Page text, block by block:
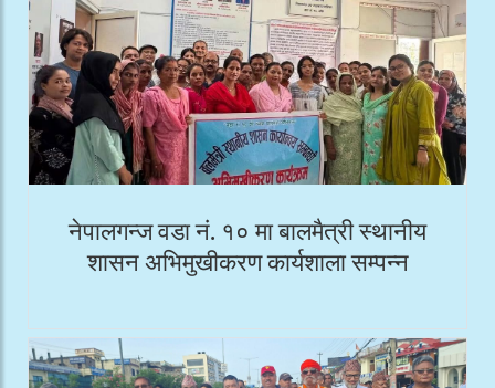
नेपालगन्ज वडा नं. १० मा बालमैत्री स्थानीय
शासन अभिमुखीकरण कार्यशाला सम्पन्न